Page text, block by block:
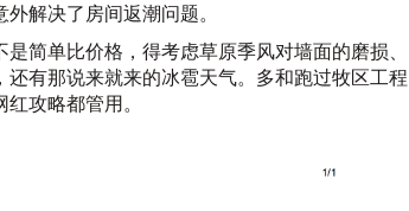
解决了房间返潮问题。
简单比价格，得考虑草原季风对墙面的磨损、
有那说来就来的冰雹天气。多和跑过牧区工程
攻略都管用。